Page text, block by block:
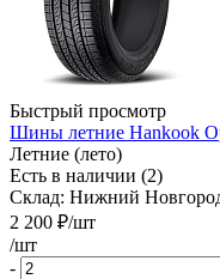
Быстрый просмотр
Шины летние Hankook
Летние (лето)
Есть в наличии (2)
Склад: Нижний
2 200 ₽/шт
/шт
-